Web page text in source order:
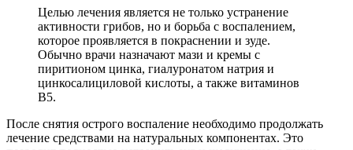
Целью лечения является не только устранение
активности грибов, но и борьба с воспалением,
которое проявляется в покраснении и зуде.
Обычно врачи назначают мази и кремы с
пиритионом цинка, гиалуронатом натрия и
цинкосалициловой кислоты, а также витаминов
В5.
После снятия острого воспаление необходимо продолжать
лечение средствами на натуральных компонентах. Это